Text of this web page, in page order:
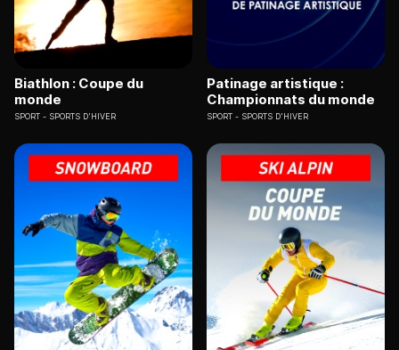
Biathlon : Coupe du
monde
SPORT SPORTS D'HIVER
Patinage artistique :
Championnats du monde
SPORT SPORTS D'HIVER